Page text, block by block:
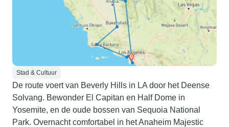
Stad & Cultuur
De route voert van Beverly Hills in LA door het Deense
Solvang. Bewonder El Capitan en Half Dome in
Yosemite, en de oude bossen van Sequoia National
Park. Overnacht comfortabel in het Anaheim Majestic